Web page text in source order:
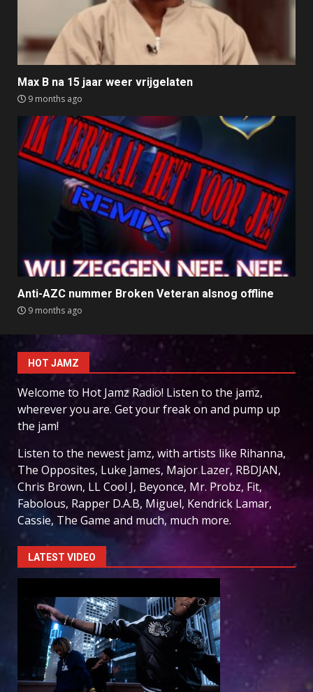
Max B na 15 jaar weer vrijgelaten
9 months ago
Anti-AZC nummer Broken Veteran alsnog offline
9 months ago
HOT JAMZ
Welcome to Hot Jamz Radio! Listen to the jamz,
wherever you are. Get your freak on and pump up
the jam!
Listen to the newest jamz, with artists like Rihanna,
The Opposites, Luke James, Major Lazer, RBDJAN,
Chris Brown, LL Cool J, Beyonce, Mr. Probz, Fit,
Fabolous, Rapper D.A.B, Miguel, Kendrick Lamar,
Cassie, The Game and much, much more.
LATEST VIDEO